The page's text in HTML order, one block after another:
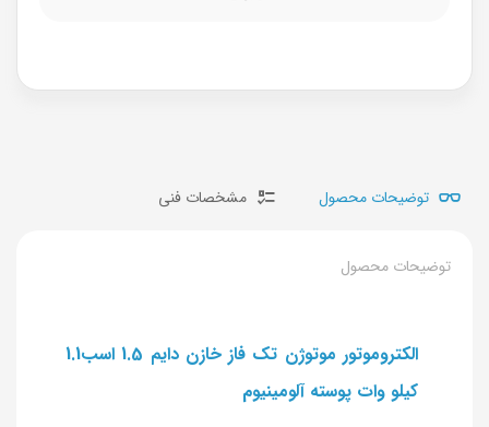
توضیحات محصول مشخصات فنی
توضیحات محصول
الکتروموتور موتوژن تک فاز خازن دایم 1.5 اسب1.1
کیلو وات پوسته آلومینیوم